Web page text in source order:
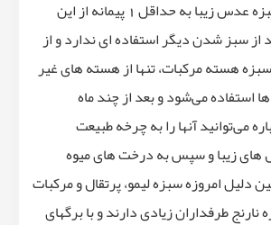
برای داشتن یک سبزه عدس زیبا به حداقل 1 پیمانه از این
از سبز شدن دیگر استفاده ای ندارد و از
هسته مرکبات، تنها از هسته های غیر
استفاده می‌شود و بعد از چند ماه
می‌توانید آنها را به چرخه طبیعت
های زیبا و سپس به درخت های میوه
دلیل امروزه سبزه لیمو، پرتقال و مرکبات
طرفداران زیادی دارند و با برگهای